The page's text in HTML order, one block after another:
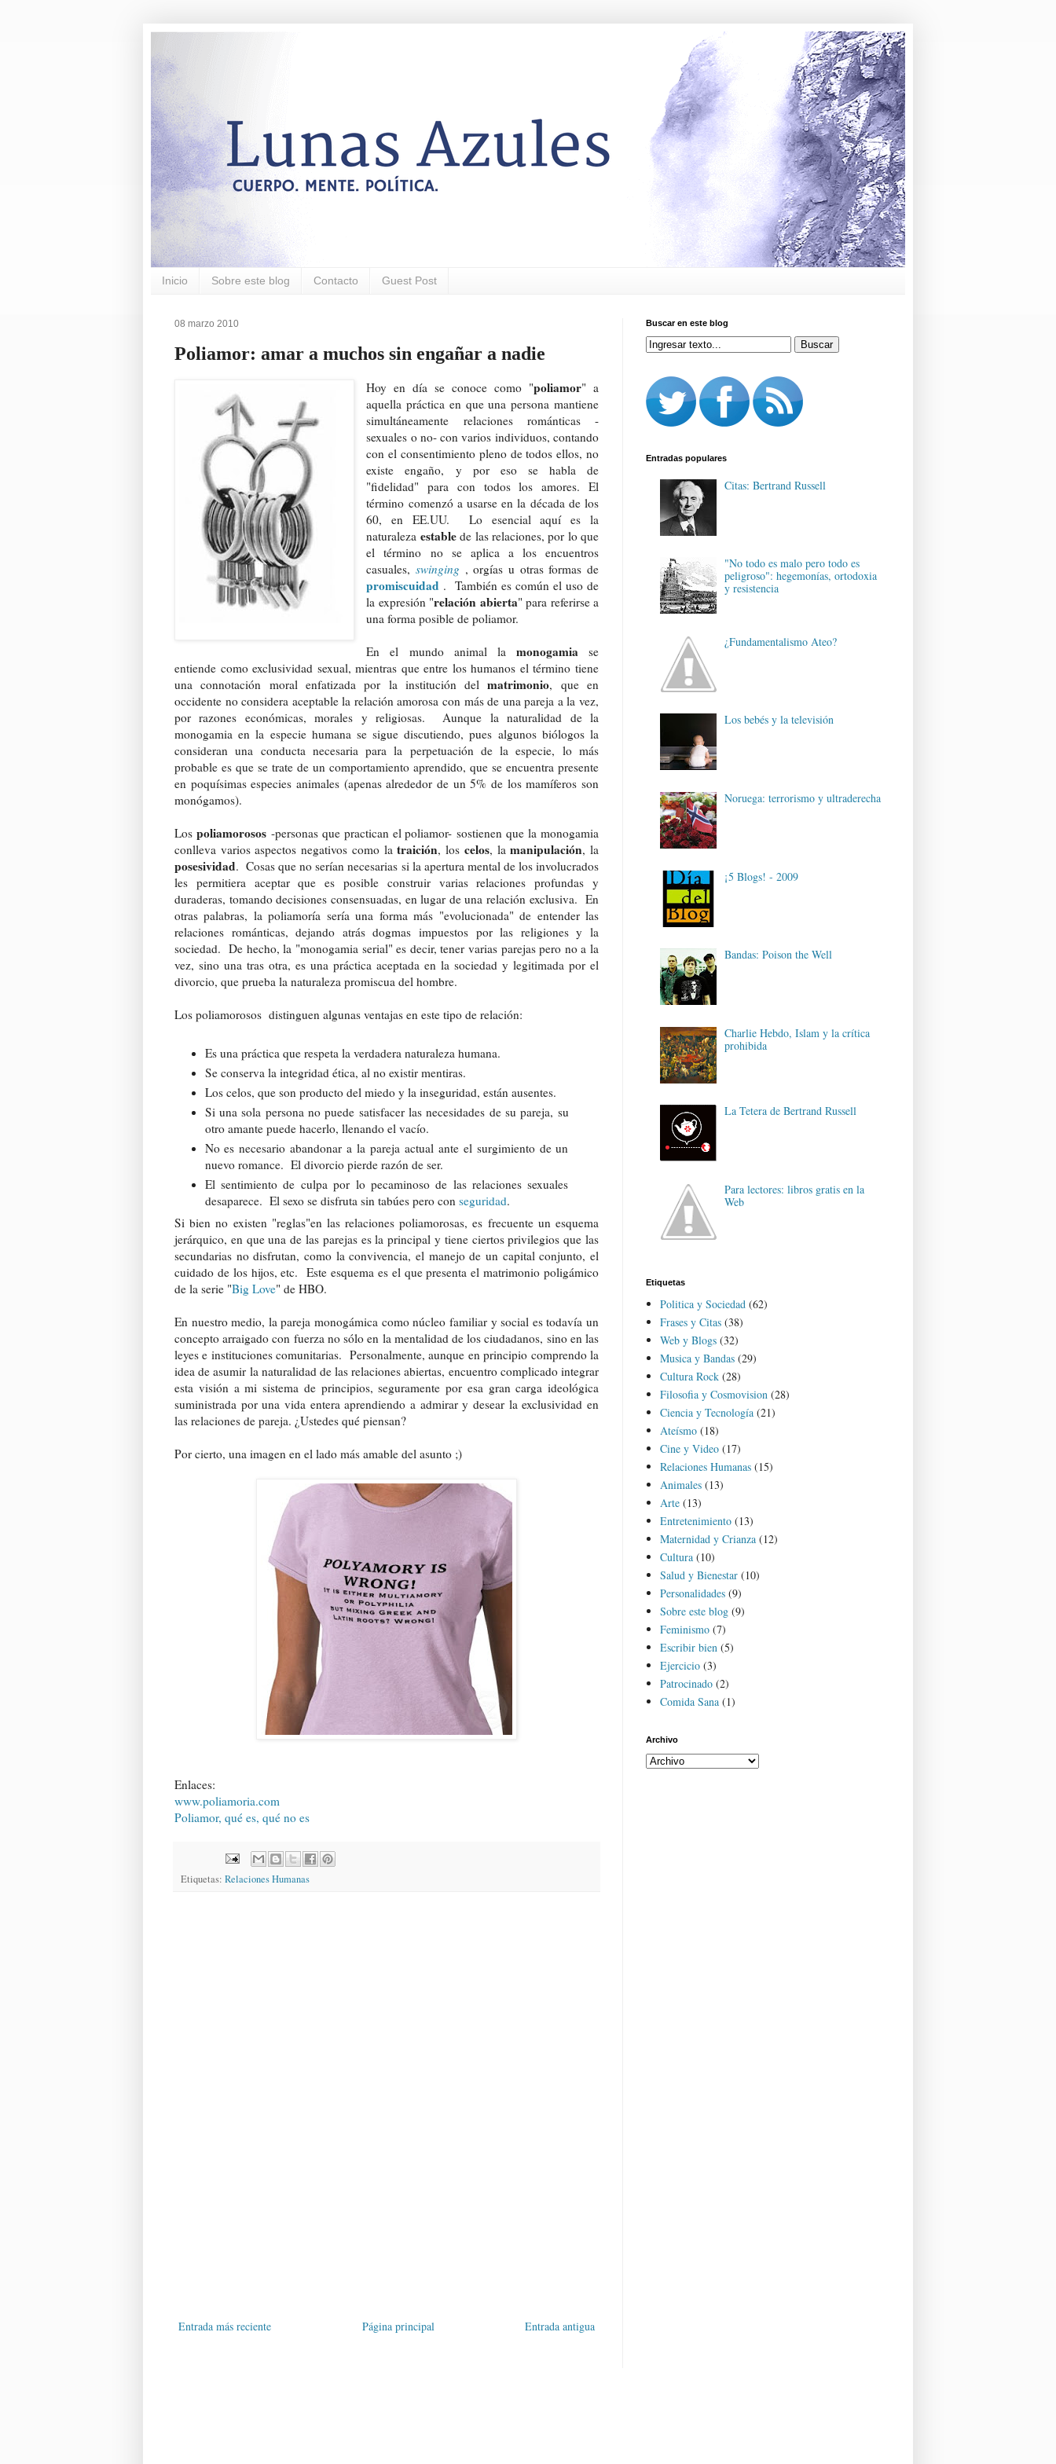
Inicio Sobre este blog Contacto Guest Post
08 marzo 2010
Poliamor: amar a muchos sin engañar a nadie
Hoy en día se conoce como "poliamor" a
aquella práctica en que una persona mantiene
simultáneamente relaciones románticas -
sexuales o no- con varios individuos, contando
con el consentimiento pleno de todos ellos, no
existe engaño, y por eso se habla de
"fidelidad" para con todos los amores. El
término comenzó a usarse en la década de los
60, en EE.UU. Lo esencial aquí es la
naturaleza establede las relaciones, por lo que
el término no se aplica a los encuentros
casuales,swinging , orgías u otras formas de
promiscuidad . También es común el uso de
la expresión "relación abierta" para referirse a
una forma posible de poliamor.
En el mundo animal la monogamiase
entiende como exclusividad sexual, mientras que entre los humanos el término tiene
una connotación moral enfatizada por la institución delmatrimonio, que en
occidente no considera aceptable la relación amorosa con más de una pareja a la vez,
por razones económicas, morales y religiosas. Aunque la naturalidad de la
monogamia en la especie humana se sigue discutiendo, pues algunos biólogos la
consideran una conducta necesaria para la perpetuación de la especie, lo más
probable es que se trate de un comportamiento aprendido, que se encuentra presente
en poquísimas especies animales (apenas alrededor de un 5% de los mamíferos son
monógamos).
Los poliamorosos -personas que practican el poliamor- sostienen que la monogamia
conlleva varios aspectos negativos como latraición, los celos, lamanipulación, la
posesividad. Cosas que no serían necesarias si la apertura mental de los involucrados
les permitiera aceptar que es posible construir varias relaciones profundas y
duraderas, tomando decisiones consensuadas, en lugar de una relación exclusiva. En
otras palabras, la poliamoría sería una forma más "evolucionada" de entender las
relaciones románticas, dejando atrás dogmas impuestos por las religiones y la
sociedad. De hecho, la "monogamia serial" es decir, tener varias parejas pero no a la
vez, sino una tras otra, es una práctica aceptada en la sociedad y legitimada por el
divorcio, que prueba la naturaleza promiscua del hombre.
Los poliamorosos distinguen algunas ventajas en este tipo de relación:
Es una práctica que respeta la verdadera naturaleza humana.
Se conserva la integridad ética, al no existir mentiras.
Los celos, que son producto del miedo y la inseguridad, están ausentes.
Si una sola persona no puede satisfacer las necesidades de su pareja, su
otro amante puede hacerlo, llenando el vacío.
No es necesario abandonar a la pareja actual ante el surgimiento de un
nuevo romance. El divorcio pierde razón de ser.
El sentimiento de culpa por lo pecaminoso de las relaciones sexuales
desaparece. El sexo se disfruta sin tabúes pero con seguridad.
Si bien no existen "reglas"en las relaciones poliamorosas, es frecuente un esquema
jerárquico, en que una de las parejas es la principal y tiene ciertos privilegios que las
secundarias no disfrutan, como la convivencia, el manejo de un capital conjunto, el
cuidado de los hijos, etc. Este esquema es el que presenta el matrimonio poligámico
de la serie "Big Love" de HBO.
En nuestro medio, la pareja monogámica como núcleo familiar y social es todavía un
concepto arraigado con fuerza no sólo en la mentalidad de los ciudadanos, sino en las
leyes e instituciones comunitarias. Personalmente, aunque en principio comprendo la
idea de asumir la naturalidad de las relaciones abiertas, encuentro complicado integrar
esta visión a mi sistema de principios, seguramente por esa gran carga ideológica
suministrada por una vida entera aprendiendo a admirar y desear la exclusividad en
las relaciones de pareja. ¿Ustedes qué piensan?
Por cierto, una imagen en el lado más amable del asunto ;)
Enlaces:
www.poliamoria.com
Poliamor, qué es, qué no es
Etiquetas: Relaciones Humanas
Entrada más reciente Entrada antigua
Página principal
Buscar en este blog
Entradas populares
Citas: Bertrand Russell
"No todo es malo pero todo es
peligroso": hegemonías, ortodoxia
y resistencia
¿Fundamentalismo Ateo?
Los bebés y la televisión
Noruega: terrorismo y ultraderecha
¡5 Blogs! - 2009
Bandas: Poison the Well
Charlie Hebdo, Islam y la crítica
prohibida
La Tetera de Bertrand Russell
Para lectores: libros gratis en la
Web
Etiquetas
Politica y Sociedad (62)
Frases y Citas (38)
Web y Blogs (32)
Musica y Bandas (29)
Cultura Rock (28)
Filosofia y Cosmovision (28)
Ciencia y Tecnología (21)
Ateísmo (18)
Cine y Video (17)
Relaciones Humanas (15)
Animales (13)
Arte (13)
Entretenimiento (13)
Maternidad y Crianza (12)
Cultura (10)
Salud y Bienestar (10)
Personalidades (9)
Sobre este blog (9)
Feminismo (7)
Escribir bien (5)
Ejercicio (3)
Patrocinado (2)
Comida Sana (1)
Archivo